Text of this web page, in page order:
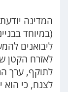
המדינה
(במיוחד
ליבואנים
לתוקף, ערך
לצנח, כי הוא